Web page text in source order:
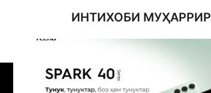
ИНТИХОБИ МУҲАРРИР